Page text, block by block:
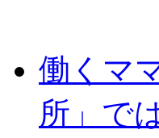
働くマ
所」で